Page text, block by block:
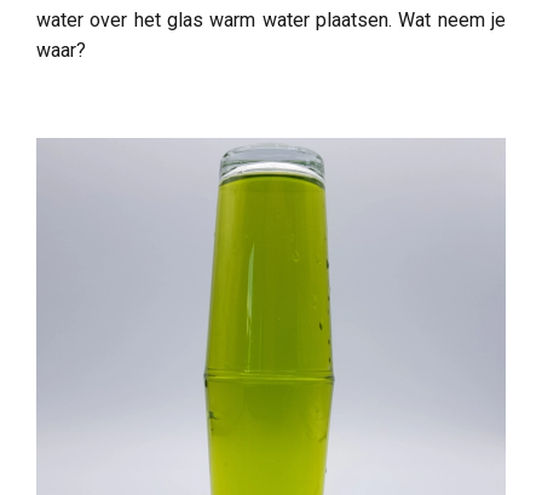
water over het glas warm water plaatsen. Wat neem je
waar?